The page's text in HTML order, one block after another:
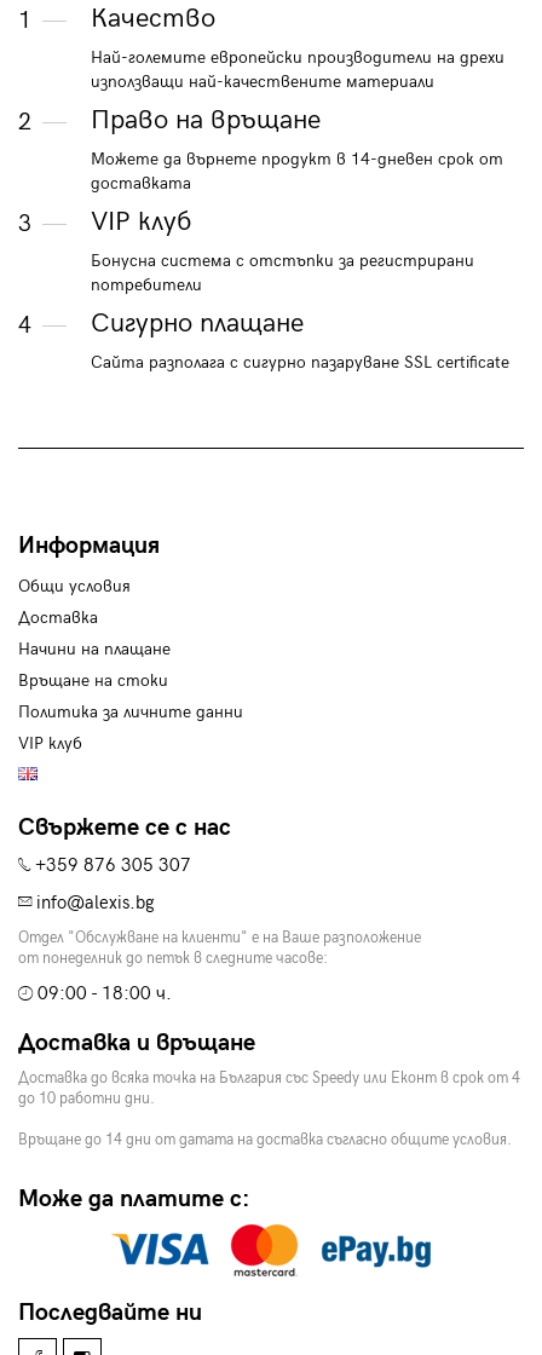
1 Качество
Най-големите европейски производители на дрехи
използващи най-качествените материали
2 Право на връщане
Можете да върнете продукт в 14-дневен срок от
доставката
3 VIP клуб
Бонусна система с отстъпки за регистрирани
потребители
4 Сигурно плащане
Сайта разполага с сигурно пазаруване SSL certificate
Информация
Общи условия
Доставка
Начини на плащане
Връщане на стоки
Политика за личните данни
VIP клуб
Свържете се с нас
+359 876 305 307
info@alexis.bg
Отдел "Обслужване на клиенти" е на Ваше разположение
от понеделник до петък в следните часове:
09:00 - 18:00 ч.
Доставка и връщане
Доставка до всяка точка на България със Speedy или Еконт в срок от 4
до 10 работни дни.
Връщане до 14 дни от датата на доставка съгласно общите условия.
Може да платите с:
Последвайте ни